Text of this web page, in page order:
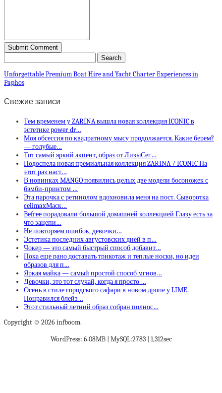
Unforgettable Premium Boat Hire and Yacht Charter Experiences in
Paphos
Свежие записи
Тем временем у ZARINA вышла новая коллекция ICONIC в
эстетике power dr…
Моя обсессия по квадратному мысу продолжается. Какие берем?
— голубые…
Тот самый яркий акцент, образ от ЛизыСег…
Подоспела новая премиальная коллекция ZARINA / ICONIC На
этот раз наст…
В новинках MANGO появились целых две модели босоножек с
бэмби-принтом …
Эта парочка с ретинолом вдохновила меня на пост. Сыворотка
celimaxМаск…
Befree порадовали большой домашней коллекцией Глазу есть за
что зацепи…
Не повторяем ошибок, девочки…
Эстетика последних августовских дней в п…
Чокер — это самый быстрый способ добавит…
Пока еще рано доставать трикотаж и теплые носки, но идеи
образов для п…
Яркая майка — самый простой способ мгнов…
Девочки, это тот случай, когда я просто …
Осень в стиле городского сафари в новом дропе у LIME.
Понравился блейз…
Этот стильный летний образ собран полнос…
Copyright © 2026 infboom.
WordPress: 6.08MB | MySQL:2783 | 1,312sec